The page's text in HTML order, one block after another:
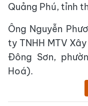
Quảng Phú, tỉnh
Ông Nguyễn
ty TNHH MTV
Đông Sơn,
Hoá).